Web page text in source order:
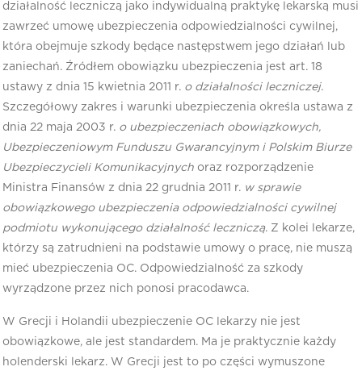
działalność leczniczą jako indywidualną praktykę lekarską musi
zawrzeć umowę ubezpieczenia odpowiedzialności cywilnej,
która obejmuje szkody będące następstwem jego działań lub
zaniechań. Źródłem obowiązku ubezpieczenia jest art. 18
ustawy z dnia 15 kwietnia 2011 r. o działalności leczniczej.
Szczegółowy zakres i warunki ubezpieczenia określa ustawa z
dnia 22 maja 2003 r. o ubezpieczeniach obowiązkowych,
Ubezpieczeniowym Funduszu Gwarancyjnym i Polskim Biurze
Ubezpieczycieli Komunikacyjnych oraz rozporządzenie
Ministra Finansów z dnia 22 grudnia 2011 r. w sprawie
obowiązkowego ubezpieczenia odpowiedzialności cywilnej
podmiotu wykonującego działalność leczniczą. Z kolei lekarze,
którzy są zatrudnieni na podstawie umowy o pracę, nie muszą
mieć ubezpieczenia OC. Odpowiedzialność za szkody
wyrządzone przez nich ponosi pracodawca.
W Grecji i Holandii ubezpieczenie OC lekarzy nie jest
obowiązkowe, ale jest standardem. Ma je praktycznie każdy
holenderski lekarz. W Grecji jest to po części wymuszone